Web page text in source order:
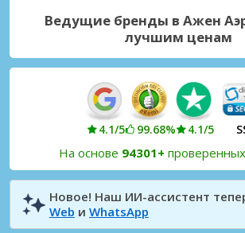
Ведущие бренды в Ажен
лучшим ценам
4.1/5 99.68% 4.1/5
На основе 94301+
Новое! Наш ИИ-ассистент
Web и WhatsApp